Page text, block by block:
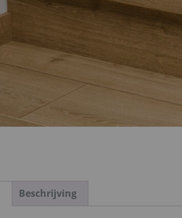
Beschrijving